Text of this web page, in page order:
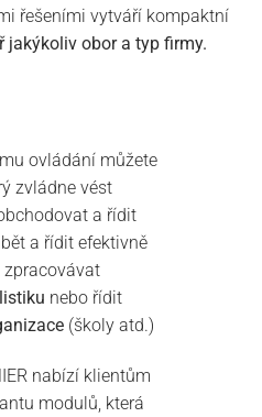
řešeními vytváří kompaktní
jakýkoliv obor a typ firmy.
ovládání můžete
zvládne vést
a řídit
a řídit efektivně
, zpracovávat
nebo řídit
(školy atd.)
nabízí klientům
modulů, která